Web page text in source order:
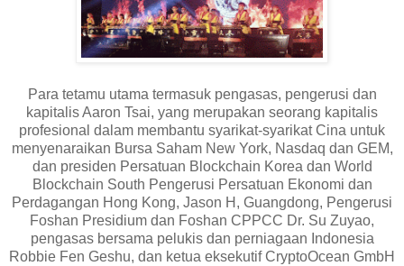
Para tetamu utama termasuk pengasas, pengerusi dan
kapitalis Aaron Tsai, yang merupakan seorang kapitalis
profesional dalam membantu syarikat-syarikat Cina untuk
menyenaraikan Bursa Saham New York, Nasdaq dan GEM,
dan presiden Persatuan Blockchain Korea dan World
Blockchain South Pengerusi Persatuan Ekonomi dan
Perdagangan Hong Kong, Jason H, Guangdong, Pengerusi
Foshan Presidium dan Foshan CPPCC Dr. Su Zuyao,
pengasas bersama pelukis dan perniagaan Indonesia
Robbie Fen Geshu, dan ketua eksekutif CryptoOcean GmbH